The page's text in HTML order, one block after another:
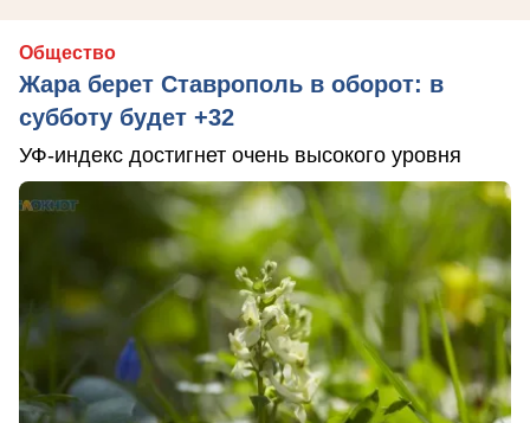
Общество
Жара берет Ставрополь в оборот: в
субботу будет +32
УФ-индекс достигнет очень высокого уровня